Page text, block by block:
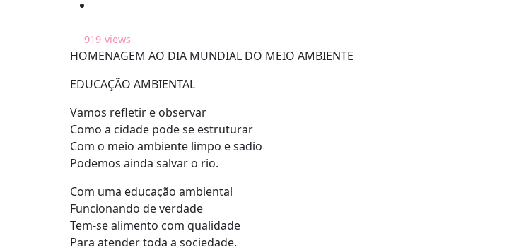
919 views
HOMENAGEM AO DIA MUNDIAL DO MEIO AMBIENTE
EDUCAÇÃO AMBIENTAL
Vamos refletir e observar
Como a cidade pode se estruturar
Com o meio ambiente limpo e sadio
Podemos ainda salvar o rio.
Com uma educação ambiental
Funcionando de verdade
Tem-se alimento com qualidade
Para atender toda a sociedade.